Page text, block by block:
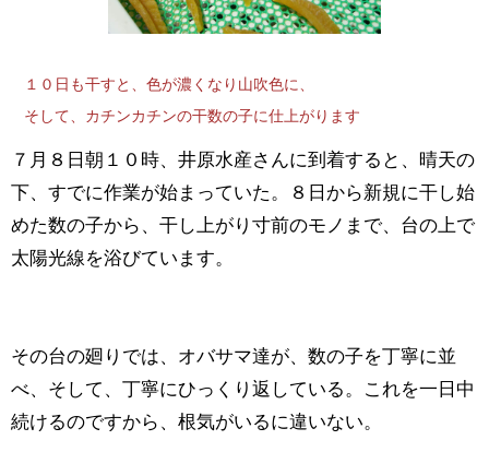
１０日も干すと、色が濃くなり山吹色に、
そして、カチンカチンの干数の子に仕上がります
７月８日朝１０時、井原水産さんに到着すると、晴天の
下、すでに作業が始まっていた。８日から新規に干し始
めた数の子から、干し上がり寸前のモノまで、台の上で
太陽光線を浴びています。
その台の廻りでは、オバサマ達が、数の子を丁寧に並
べ、そして、丁寧にひっくり返している。これを一日中
続けるのですから、根気がいるに違いない。